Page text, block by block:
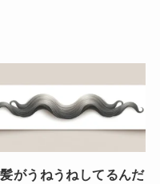
がうねうねしてるんだ